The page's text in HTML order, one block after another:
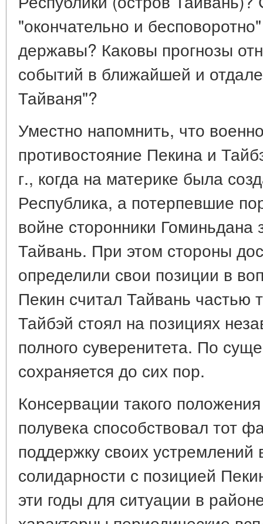
"окончательно и
державы? Каковы прогнозы
событий в ближайшей и
Тайваня"?
Уместно напомнить, что
противостояние Пекина и
г., когда на материке была
Республика, а потерпевшие
войне сторонники Гоминьдана
Тайвань. При этом стороны
определили свои позиции в
Пекин считал Тайвань частью
Тайбэй стоял на позициях
полного суверенитета. По
сохраняется до сих пор.
Консервации такого
полувека способствовал тот
поддержку своих
солидарности с позицией
эти годы для ситуации в